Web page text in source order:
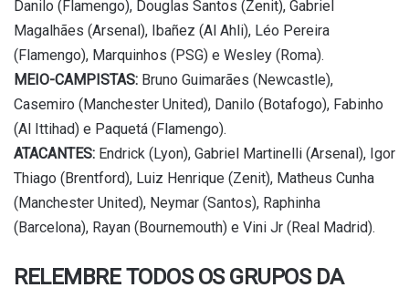
Danilo (Flamengo), Douglas Santos (Zenit), Gabriel
Magalhães (Arsenal), Ibañez (Al Ahli), Léo Pereira
(Flamengo), Marquinhos (PSG) e Wesley (Roma).
MEIO-CAMPISTAS: Bruno Guimarães (Newcastle),
Casemiro (Manchester United), Danilo (Botafogo), Fabinho
(Al Ittihad) e Paquetá (Flamengo).
ATACANTES: Endrick (Lyon), Gabriel Martinelli (Arsenal), Igor
Thiago (Brentford), Luiz Henrique (Zenit), Matheus Cunha
(Manchester United), Neymar (Santos), Raphinha
(Barcelona), Rayan (Bournemouth) e Vini Jr (Real Madrid).
RELEMBRE TODOS OS GRUPOS DA